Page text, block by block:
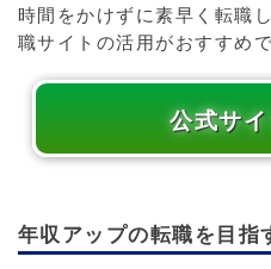
時間をかけずに素早く転職
職サイトの活用がおすすめで
公式サ
年収アップの転職を目指